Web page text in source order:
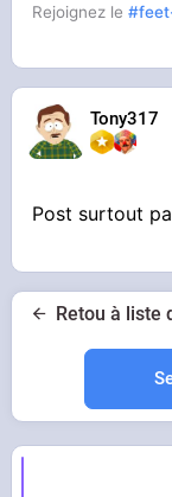
Rejoignez le
Tony317
Post surtout
Retou à liste